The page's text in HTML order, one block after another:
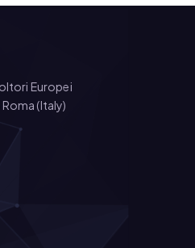
Europei
(Italy)